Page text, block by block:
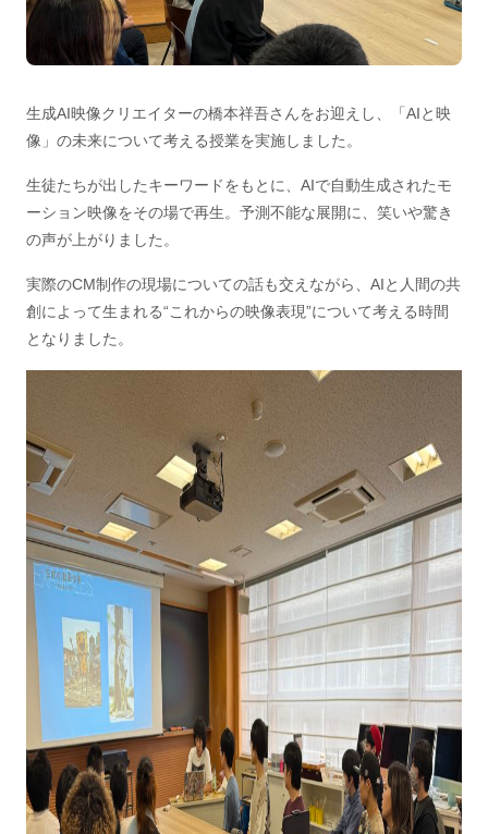
生成AI映像クリエイターの橋本祥吾さんをお迎えし、「AIと映
像」の未来について考える授業を実施しました。
生徒たちが出したキーワードをもとに、AIで自動生成されたモ
ーション映像をその場で再生。予測不能な展開に、笑いや驚き
の声が上がりました。
実際のCM制作の現場についての話も交えながら、AIと人間の共
創によって生まれる“これからの映像表現”について考える時間
となりました。